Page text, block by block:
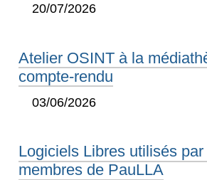
20/07/2026
Atelier OSINT à la
compte-rendu
03/06/2026
Logiciels Libres utilisés
membres de PauLLA